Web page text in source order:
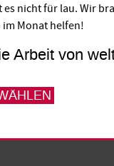
und
zu ändern,
nicht für lau. Wir
im Monat helfen!
Arbeit von